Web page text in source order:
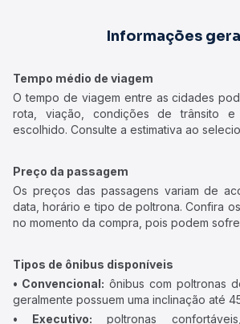
Informações
Tempo médio de viagem
O tempo de viagem entre as cidades
rota, viação, condições de trânsito
escolhido. Consulte a estimativa ao
Preço da passagem
Os preços das passagens variam de
data, horário e tipo de poltrona. Confira
no momento da compra, pois podem
Tipos de ônibus disponíveis
• Convencional: ônibus com poltronas
geralmente possuem uma inclinação até
• Executivo: poltronas